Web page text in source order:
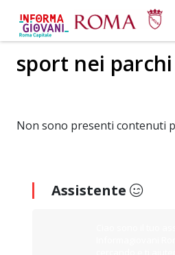
sport nei parchi
Non sono presenti contenuti
Assistente